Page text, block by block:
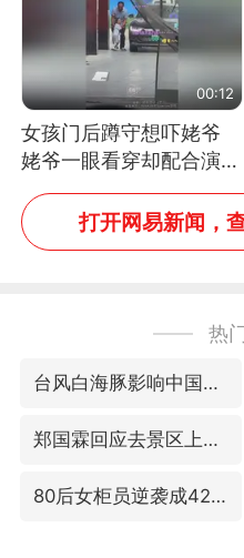
00:12
女孩门后蹲守想吓姥爷
姥爷一眼看穿却配合演出
网友：姥爷的演技我打满
分
打开网易新闻，
热
台风白海豚影响中国已成定局
郑国霖回应去景区上班被保安拦下
80后女柜员逆袭成4200亿银行副行长